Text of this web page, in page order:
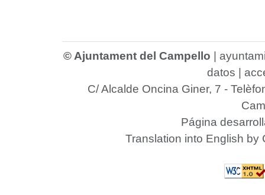
© Ajuntament del Campello
datos
C/ Alcalde Oncina Giner, 7 -
Página
Translation into English by